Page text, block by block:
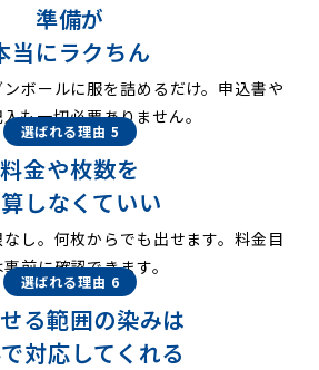
準備が
当にラクちん
ボールに服を詰めるだけ。申込書や
も一切必要ありません。
選ばれる理由 5
料金や枚数を
しなくていい
し。何枚からでも出せます。料金目
前に確認できます。
選ばれる理由 6
る範囲の染みは
対応してくれる